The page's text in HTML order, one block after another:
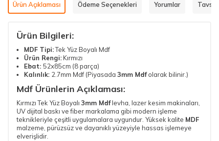
Ürün Açıklaması Ödeme Seçenekleri Yorumlar
Ürün Bilgileri:
MDF Tipi:Tek Yüz Boyalı Mdf
Ürün Rengi:Kırmızı
Ebat: 52x85cm (8 parça)
Kalınlık: 2.7mm Mdf (Piyasada 3mm Mdfolarak bilinir.)
Mdf Ürünlerin Açıklaması:
Kırmızı Tek Yüz Boyalı 3mm Mdflevha, lazer kesim makinaları
UV dijital baskı vefiber markalama gibi modern işleme
teknikleriyle çeşitli uygulamalara uygundur. Yüksek kalite MDF
malzeme, pürüzsüz ve dayanıklı yüzeyiyle hassas işlemeye
elverişlidir.